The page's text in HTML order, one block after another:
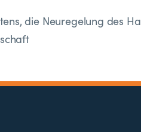
die Neuregelung des